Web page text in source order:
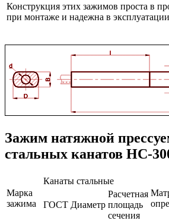
Конструкция этих зажимов проста в
при монтаже и надежна в
Зажим натяжной
стальных канатов НС-
Марка
зажима
Канаты стальные
ГОСТ Диаметр
Расчетная
площадь
сечения